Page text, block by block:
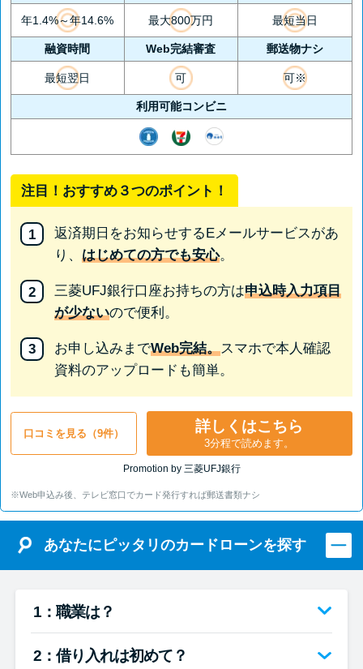
年1.4%～年14.6% 最大800万円 最短当日
融資時間 Web完結審査 郵送物ナシ
最短翌日 可 可※
利用可能コンビニ
注目！おすすめ３つのポイント！
返済期日をお知らせするEメールサービスがあ
り、 はじめての方でも安心。
三菱UFJ銀行口座お持ちの方は申込時入力項目
が少ないので便利。
お申し込みまでWeb完結。スマホで本人確認
資料のアップロードも簡単。
口コミを見る（9件） 詳しくはこちら
3分程で読めます。
Promotion by 三菱UFJ銀行
※Web申込み後、テレビ窓口でカード発行すれば郵送書類ナシ
あなたにピッタリのカードローンを探す
1：職業は？
2：借り入れは初めて？